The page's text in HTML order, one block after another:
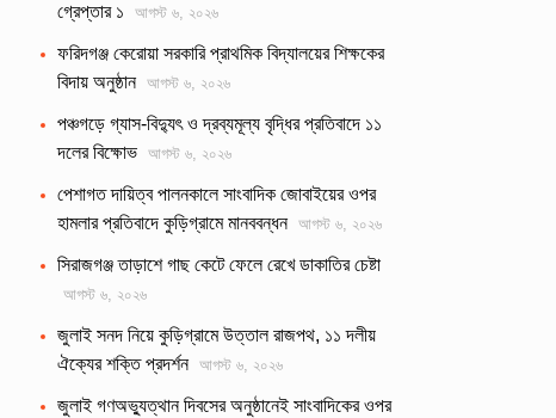
গ্রেপ্তার ১
আগস্ট ৬, ২০২৬
ফরিদগঞ্জ কেরোয়া সরকারি প্রাথমিক বিদ্যালয়ের শিক্ষকের
বিদায় অনুষ্ঠান
আগস্ট ৬, ২০২৬
পঞ্চগড়ে গ্যাস-বিদ্যুৎ ও দ্রব্যমূল্য বৃদ্ধির প্রতিবাদে ১১
দলের বিক্ষোভ
আগস্ট ৬, ২০২৬
পেশাগত দায়িত্ব পালনকালে সাংবাদিক জোবাইয়ের ওপর
হামলার প্রতিবাদে কুড়িগ্রামে মানববন্ধন
আগস্ট ৬, ২০২৬
সিরাজগঞ্জ তাড়াশে গাছ কেটে ফেলে রেখে ডাকাতির চেষ্টা
আগস্ট ৬, ২০২৬
জুলাই সনদ নিয়ে কুড়িগ্রামে উত্তাল রাজপথ, ১১ দলীয়
ঐক্যের শক্তি প্রদর্শন
আগস্ট ৬, ২০২৬
জুলাই গণঅভ্যুত্থান দিবসের অনুষ্ঠানেই সাংবাদিকের ওপর